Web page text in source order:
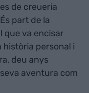
de creueria
part de la
que va encisar
història personal i
deu anys
aventura com